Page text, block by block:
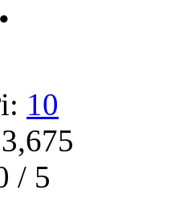
•
10
/ 5